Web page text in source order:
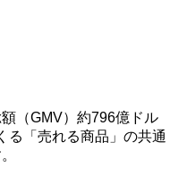
（GMV）約796億ドル
る「売れる商品」の共通